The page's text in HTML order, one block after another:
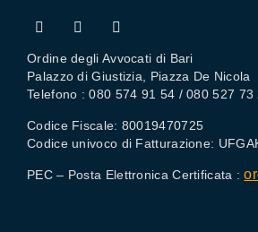
Ordine degli Avvocati di Bari
Palazzo di Giustizia, Piazza De Nicola
Telefono : 080 574 91 54 / 080 527 73
Codice Fiscale: 80019470725
Codice univoco di Fatturazione:
PEC – Posta Elettronica Certificata :